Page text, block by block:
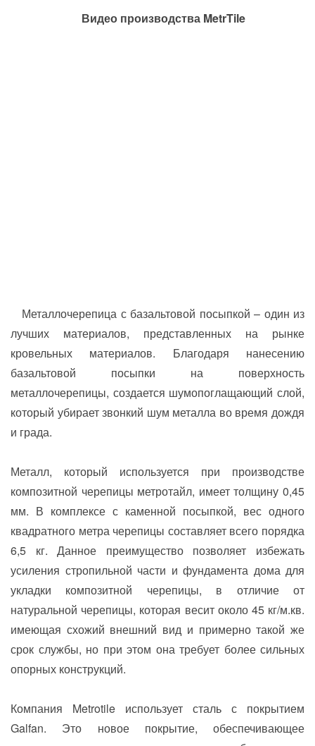
Видео производства MetrTile
Металлочерепица с базальтовой посыпкой – один из
лучших материалов, представленных на рынке
кровельных материалов. Благодаря нанесению
базальтовой посыпки на поверхность
металлочерепицы, создается шумопоглащающий слой,
который убирает звонкий шум металла во время дождя
и града.
Металл, который используется при производстве
композитной черепицы метротайл, имеет толщину 0,45
мм. В комплексе с каменной посыпкой, вес одного
квадратного метра черепицы составляет всего порядка
6,5 кг. Данное преимущество позволяет избежать
усиления стропильной части и фундамента дома для
укладки композитной черепицы, в отличие от
натуральной черепицы, которая весит около 45 кг/м.кв.
имеющая схожий внешний вид и примерно такой же
срок службы, но при этом она требует более сильных
опорных конструкций.
Компания Metrotile использует сталь с покрытием
Galfan. Это новое покрытие, обеспечивающее